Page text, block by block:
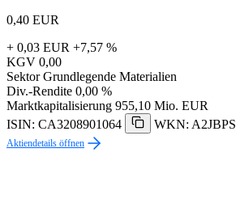
0,40 EUR
+ 0,03 EUR +7,57 %
KGV 0,00
Sektor Grundlegende Materialien
Div.-Rendite 0,00 %
Marktkapitalisierung 955,10 Mio. EUR
ISIN: CA3208901064
WKN: A2JBPS
Aktiendetails öffnen